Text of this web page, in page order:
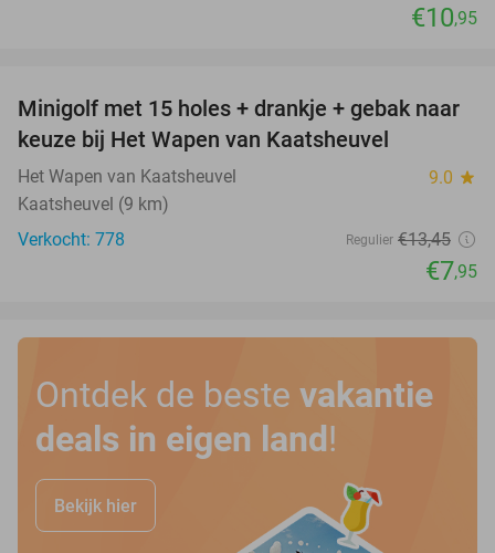
€10,95
41%
Minigolf met 15 holes + drankje + gebak naar
keuze bij Het Wapen van Kaatsheuvel
Het Wapen van Kaatsheuvel 9.0 star
Kaatsheuvel (9 km)
Verkocht: 778
Regulier €13,45
€7,95
Ontdek de beste vakantie
deals in eigen land!
Bekijk hier